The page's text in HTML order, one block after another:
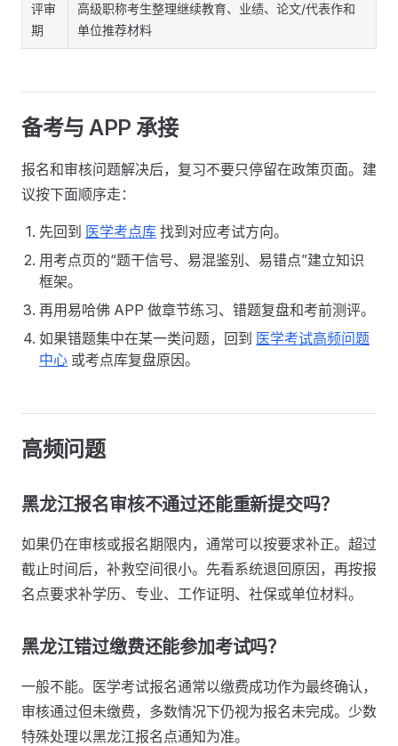
评审
期
高级职称考生整理继续教育、业绩、论文/代表作和
单位推荐材料
备考与 APP 承接
报名和审核问题解决后，复习不要只停留在政策页面。建
议按下面顺序走：
先回到 医学考点库 找到对应考试方向。
用考点页的“题干信号、易混鉴别、易错点”建立知识
框架。
再用易哈佛 APP 做章节练习、错题复盘和考前测评。
如果错题集中在某一类问题，回到 医学考试高频问题
中心 或考点库复盘原因。
高频问题
黑龙江报名审核不通过还能重新提交吗？
如果仍在审核或报名期限内，通常可以按要求补正。超过
截止时间后，补救空间很小。先看系统退回原因，再按报
名点要求补学历、专业、工作证明、社保或单位材料。
黑龙江错过缴费还能参加考试吗？
一般不能。医学考试报名通常以缴费成功作为最终确认，
审核通过但未缴费，多数情况下仍视为报名未完成。少数
特殊处理以黑龙江报名点通知为准。